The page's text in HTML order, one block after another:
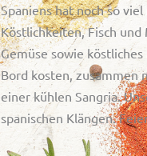
Spaniens hat noch so
Köstlichkeiten, Fisch
Gemüse sowie
Bord kosten, zusammen
einer kühlen Sangria.
spanischen Klängen.